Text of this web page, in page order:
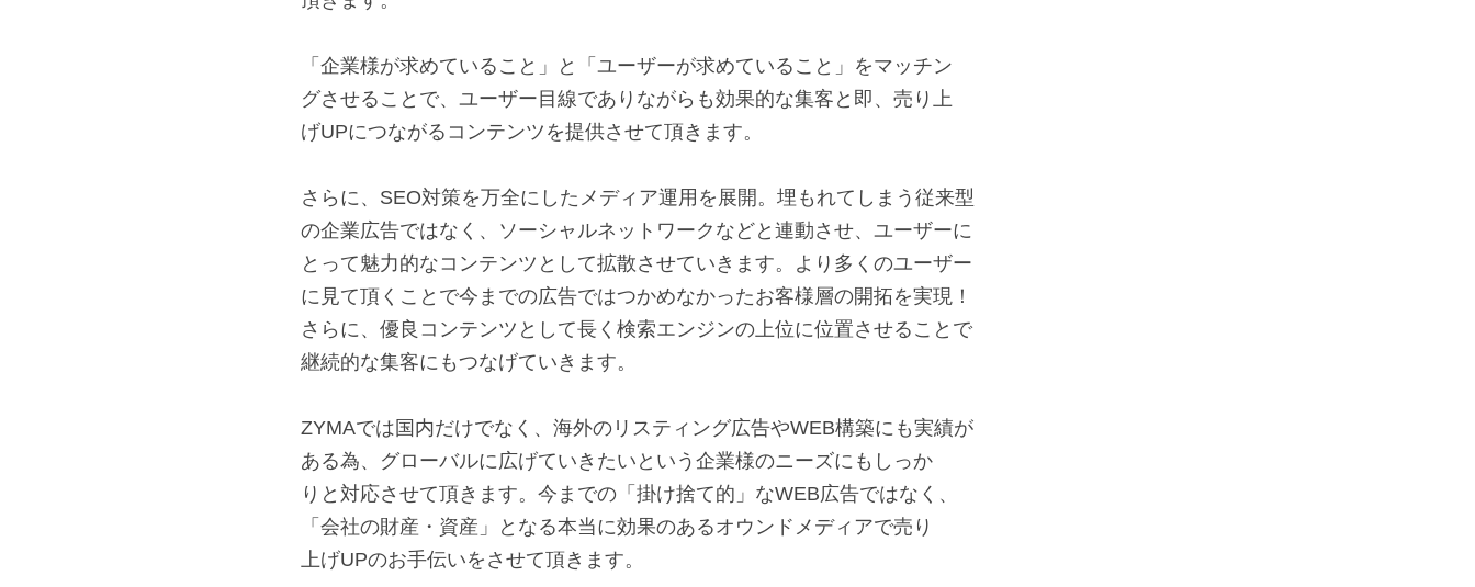
頂きます。
「企業様が求めていること」と「ユーザーが求めていること」をマッチン
グさせることで、ユーザー目線でありながらも効果的な集客と即、売り上
げUPにつながるコンテンツを提供させて頂きます。
さらに、SEO対策を万全にしたメディア運用を展開。埋もれてしまう従来型
の企業広告ではなく、ソーシャルネットワークなどと連動させ、ユーザーに
とって魅力的なコンテンツとして拡散させていきます。より多くのユーザー
に見て頂くことで今までの広告ではつかめなかったお客様層の開拓を実現！
さらに、優良コンテンツとして長く検索エンジンの上位に位置させることで
継続的な集客にもつなげていきます。
ZYMAでは国内だけでなく、海外のリスティング広告やWEB構築にも実績が
ある為、グローバルに広げていきたいという企業様のニーズにもしっか
りと対応させて頂きます。今までの「掛け捨て的」なWEB広告ではなく、
「会社の財産・資産」となる本当に効果のあるオウンドメディアで売り
上げUPのお手伝いをさせて頂きます。